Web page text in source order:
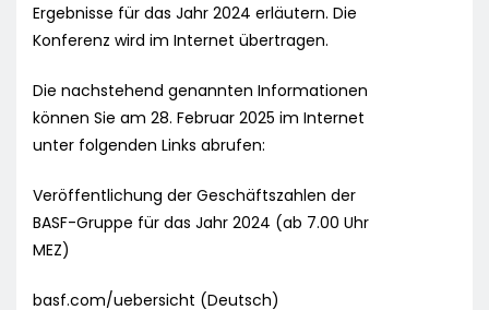
Ergebnisse für das Jahr 2024 erläutern. Die
Konferenz wird im Internet übertragen.
Die nachstehend genannten Informationen
können Sie am 28. Februar 2025 im Internet
unter folgenden Links abrufen:
Veröffentlichung der Geschäftszahlen der
BASF-Gruppe für das Jahr 2024 (ab 7.00 Uhr
MEZ)
basf.com/uebersicht (Deutsch)